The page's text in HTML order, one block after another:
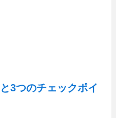
3つのチェックポイ